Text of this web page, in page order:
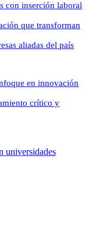
con inserción laboral
que transforman
aliadas del país
en innovación
crítico y
universidades